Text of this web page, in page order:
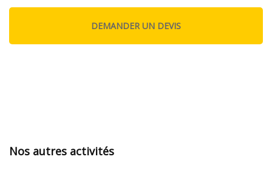
Nos autres activités